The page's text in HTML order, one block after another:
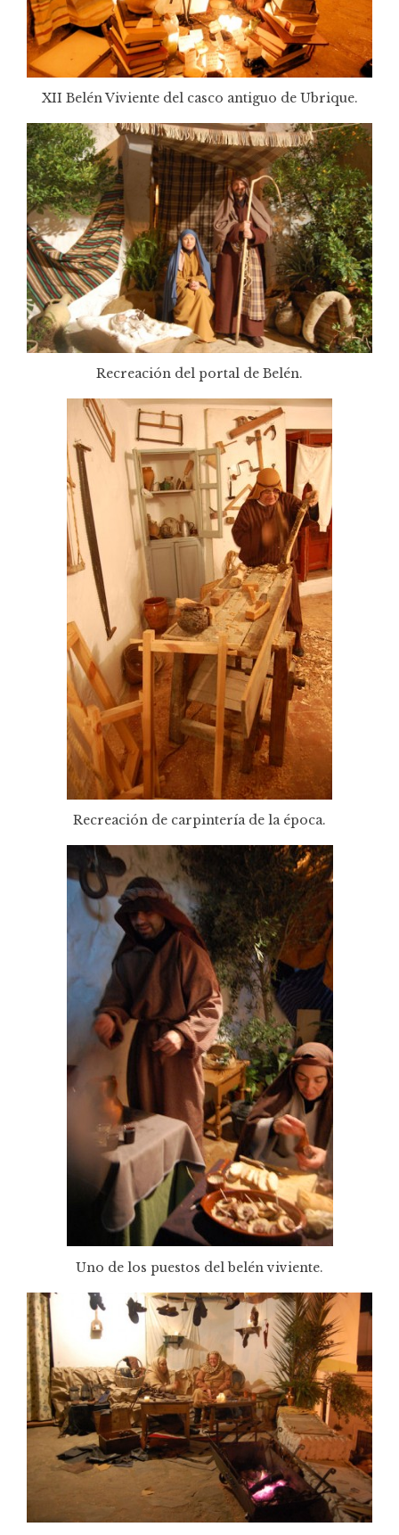
XII Belén Viviente del casco antiguo de Ubrique.
Recreación del portal de Belén.
Recreación de carpintería de la época.
Uno de los puestos del belén viviente.